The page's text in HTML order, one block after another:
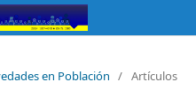
en Población / Artículos